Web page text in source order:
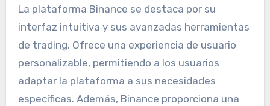
La plataforma Binance se destaca por su
interfaz intuitiva y sus avanzadas herramientas
de trading. Ofrece una experiencia de usuario
personalizable, permitiendo a los usuarios
adaptar la plataforma a sus necesidades
específicas. Además, Binance proporciona una